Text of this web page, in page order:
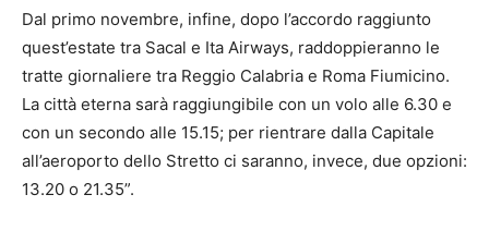
Dal primo novembre, infine, dopo l’accordo raggiunto
quest’estate tra Sacal e Ita Airways, raddoppieranno le
tratte giornaliere tra Reggio Calabria e Roma Fiumicino.
La città eterna sarà raggiungibile con un volo alle 6.30 e
con un secondo alle 15.15; per rientrare dalla Capitale
all’aeroporto dello Stretto ci saranno, invece, due opzioni:
13.20 o 21.35”.